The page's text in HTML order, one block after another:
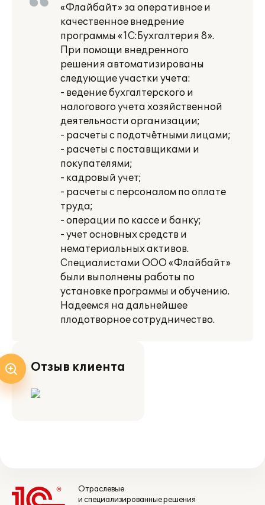
«Флайбайт» за оперативное и
качественное внедрение
программы «1С:Бухгалтерия 8».
При помощи внедренного
решения автоматизированы
следующие участки учета:
- ведение бухгалтерского и
налогового учета хозяйственной
деятельности организации;
- расчеты с подотчётными лицами;
- расчеты с поставщиками и
покупателями;
- кадровый учет;
- расчеты с персоналом по оплате
труда;
- операции по кассе и банку;
- учет основных средств и
нематериальных активов.
Специалистами ООО «Флайбайт»
были выполнены работы по
установке программы и обучению.
Надеемся на дальнейшее
плодотворное сотрудничество.
Отзыв клиента
Отраслевые
и специализированные решения